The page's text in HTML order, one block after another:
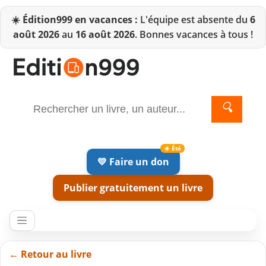
☀️ Édition999 en vacances : L'équipe est absente du 6
août 2026au 16 août 2026. Bonnes vacances à tous !
🔍
💛 Faire un don
Publier gratuitement un livre
← Retour au livre